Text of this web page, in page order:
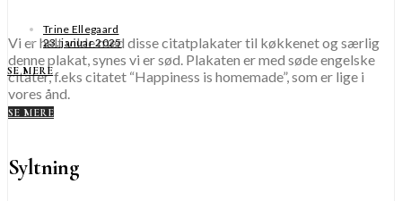
Vi er helt vilde med disse citatplakater til køkkenet og særlig
denne plakat, synes vi er sød. Plakaten er med søde engelske
citater, f.eks citatet “Happiness is homemade”, som er lige i
vores ånd.
SE MERE
Syltning
Trine Ellegaard
23. januar 2025
SE MERE